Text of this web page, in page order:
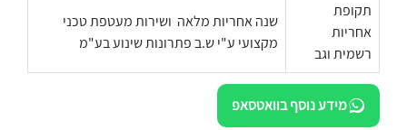
תקופת
אחריות
רשמית וגב
שנה אחריות מלאה ושירות מעטפת טכני
מקצועי ע"י ש.ב פתרונות שינוע בע"מ
מידע נוסף בוואטסאפ